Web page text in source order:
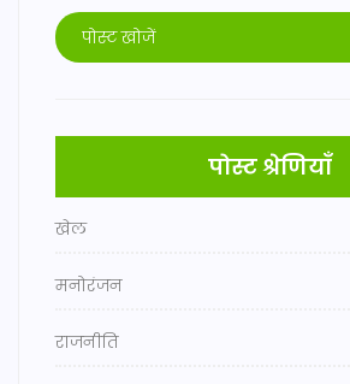
पोस्ट श्रेणियाँ
खेल
मनोरंजन
राजनीति